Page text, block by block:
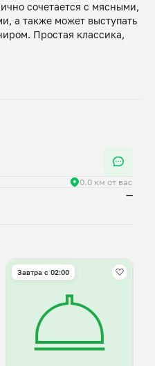
сочетается с мясными,
а также может выступать
Простая классика,
0.0 км от вас
—
Завтра c 02:00